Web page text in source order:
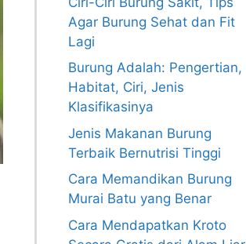
Agar Burung Sehat dan Fit
Lagi
Burung Adalah: Pengertian,
Habitat, Ciri, Jenis
Klasifikasinya
Jenis Makanan Burung
Terbaik Bernutrisi Tinggi
Cara Memandikan Burung
Murai Batu yang Benar
Cara Mendapatkan Kroto